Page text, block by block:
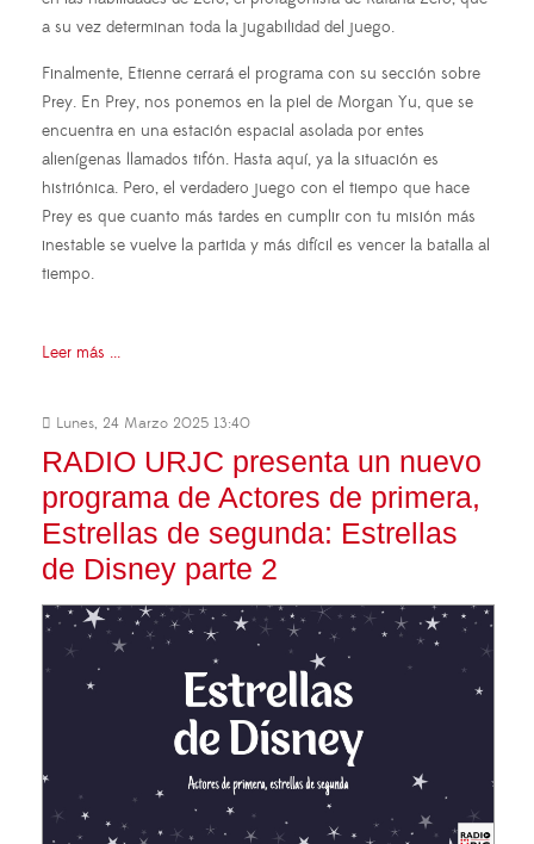
a su vez determinan toda la jugabilidad del juego.
Finalmente, Etienne cerrará el programa con su sección sobre
Prey. En Prey, nos ponemos en la piel de Morgan Yu, que se
encuentra en una estación espacial asolada por entes
alienígenas llamados tifón. Hasta aquí, ya la situación es
histriónica. Pero, el verdadero juego con el tiempo que hace
Prey es que cuanto más tardes en cumplir con tu misión más
inestable se vuelve la partida y más difícil es vencer la batalla al
tiempo.
Leer más ...
Lunes, 24 Marzo 2025 13:40
RADIO URJC presenta un nuevo
programa de Actores de primera,
Estrellas de segunda: Estrellas
de Disney parte 2